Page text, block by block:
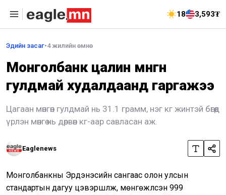
18 3,593₮
Эдийн засаг•4 жилийн өмнө
Монголбанк цалин мөнгөн
гулдмай худалдаанд гаргажээ
Цагаан мөнгөн гулдмай нь 31.1 грамм, нэг кг жинтэй бөгөөд
үрлэн мөнгө нь дөрвөн кг-аар савласан аж.
Eaglenews
Монголбанкны Эрдэнэсийн сангаас олон улсын
стандартын дагуу цэвэршүүлж, мөнгөжүүлсэн 999